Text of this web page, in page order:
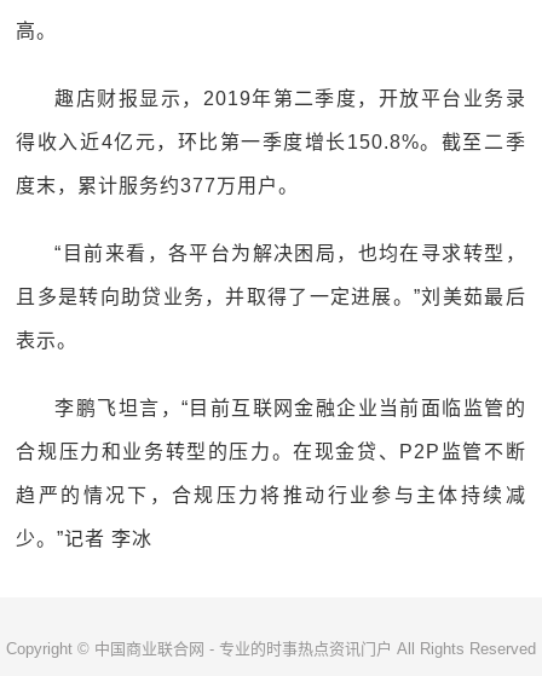
高。
趣店财报显示，2019年第二季度，开放平台业务录
得收入近4亿元，环比第一季度增长150.8%。截至二季
度末，累计服务约377万用户。
“目前来看，各平台为解决困局，也均在寻求转型，
且多是转向助贷业务，并取得了一定进展。”刘美茹最后
表示。
李鹏飞坦言，“目前互联网金融企业当前面临监管的
合规压力和业务转型的压力。在现金贷、P2P监管不断
趋严的情况下，合规压力将推动行业参与主体持续减
少。”记者 李冰
Copyright © 中国商业联合网 - 专业的时事热点资讯门户 All Rights Reserved